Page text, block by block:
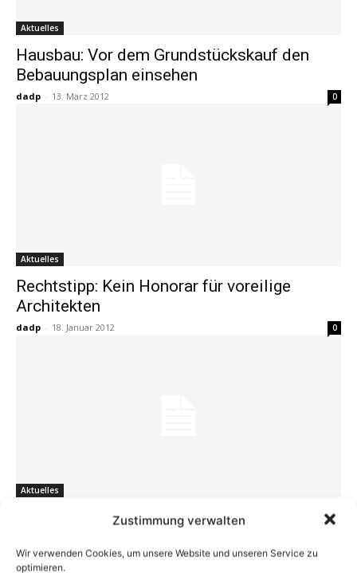
Zustimmung verwalten
Wir verwenden Cookies, um unsere Website und unseren Service zu
optimieren.
Aktuelles
Hausbau: Vor dem Grundstückskauf den
Bebauungsplan einsehen
dadp - 13. März 2012 0
Aktuelles
Rechtstipp: Kein Honorar für voreilige
Architekten
dadp - 18. Januar 2012 0
Aktuelles
Baurecht: Stundensätze von Architekten frei
dadp - 16. September 2011